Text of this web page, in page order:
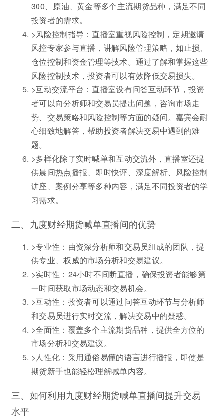
300、原油、黄金等多个主流期货品种，满足不同
投资者的需求。
>风险控制指导：直播室重视风险控制，定期邀请
风控专家参与直播，讲解风险管理策略，如止损、
仓位控制和资金管理等技术。通过了解和掌握这些
风险控制技术，投资者可以有效降低交易损失。
>互动交流平台：直播室设有问答互动环节，投资
者可以向分析师和交易员提出问题，咨询市场走
势、交易策略和风险控制等方面的疑问。嘉宾会耐
心细致地解答，帮助投资者解决交易中遇到的难
题。
>多样化除了实时喊单和互动交流外，直播室还提
供晨间热点播报、即时快评、深度解析、风险控制
讲座、案例分享等多种内容，满足不同投资者的学
习需求。
二、九度财经期货喊单直播间的优势
>专业性：由资深分析师和交易员组成的团队，提
供专业、权威的市场分析和交易建议。
>实时性：24小时不间断直播，确保投资者能够第
一时间获取市场动态和交易机会。
>互动性：投资者可以通过问答互动环节与分析师
和交易员进行实时交流，解决交易中的疑惑。
>全面性：覆盖多个主流期货品种，提供全方位的
市场分析和交易建议。
>人性化：采用通俗易懂的语言进行播报，即使是
期货新手也能轻松理解喊单内容。
三、如何利用九度财经期货喊单直播间提升交易
水平